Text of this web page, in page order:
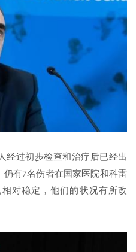
经过初步检查和治疗后已经出
仍有7名伤者在国家医院和科雷
对稳定，他们的状况有所改